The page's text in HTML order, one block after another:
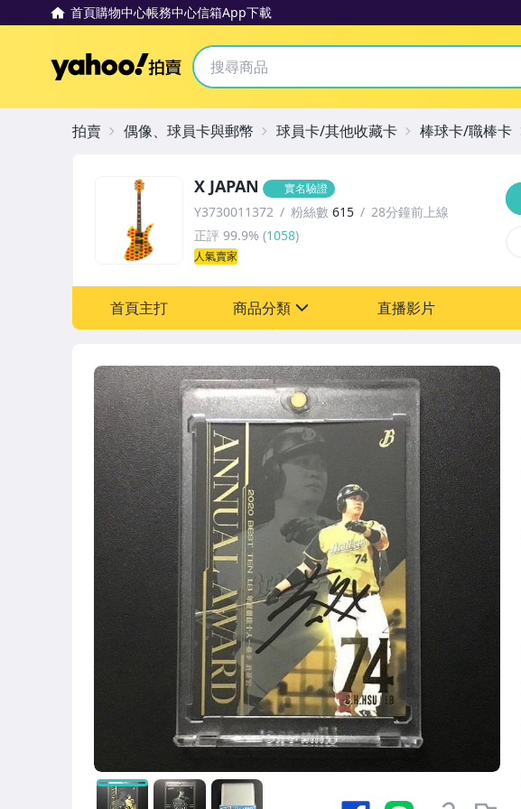
首頁購物中心帳務中心信箱App下載
Yahoo拍賣
X JAPAN 實名驗證
Y3730011372 粉絲數 615
28分鐘前上線
正評 99.9% (1058)
人氣賣家
首頁主打 商品分類
偶像、球員卡與郵幣
運動、戶外與休閒
直播影片
拍賣 偶像、球員卡與郵幣 球員卡/其他收藏卡 棒球卡/職棒卡